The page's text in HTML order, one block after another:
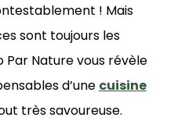
! Mais
sont toujours les
Par Nature vous révèle
d’une cuisine
très savoureuse.